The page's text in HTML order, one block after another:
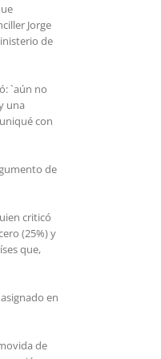
Jorge
de
`aún no
una
con
de
criticó
(25%) y
que,
en
de